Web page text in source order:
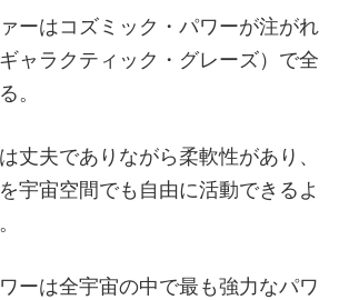
ーはコズミック・パワーが注がれ
ャラクティック・グレーズ）で全
。
丈夫でありながら柔軟性があり、
宇宙空間でも自由に活動できるよ
ーは全宇宙の中で最も強力なパワ